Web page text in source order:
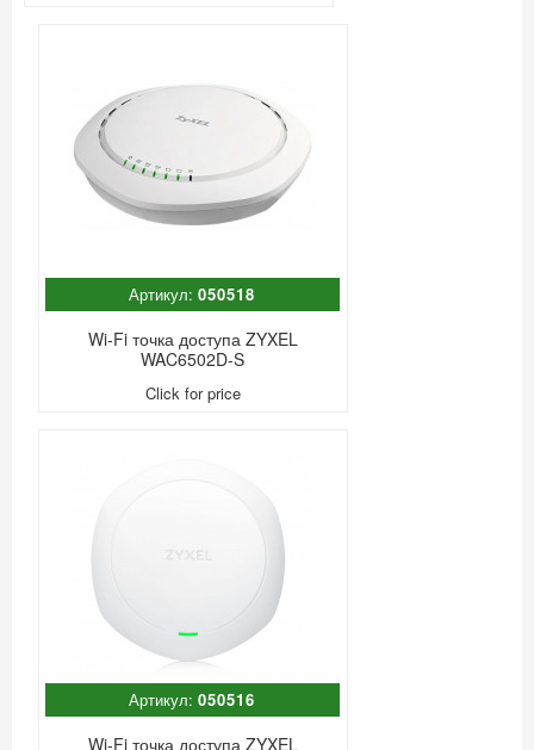
Артикул:050518
Wi-Fi точка доступа ZYXEL
WAC6502D-S
Click for price
Артикул:050516
Wi-Fi точка доступа ZYXEL